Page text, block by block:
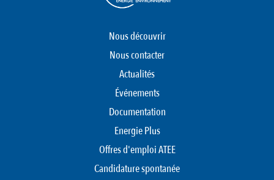
Nous découvrir
Nous contacter
Actualités
Événements
Documentation
Energie Plus
Offres d'emploi ATEE
Candidature spontanée